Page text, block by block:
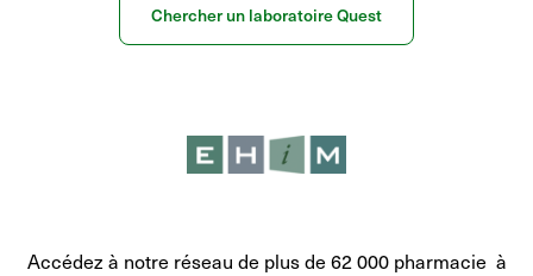
Chercher un laboratoire Quest
Accédez à notre réseau de plus de 62 000 pharmacie à